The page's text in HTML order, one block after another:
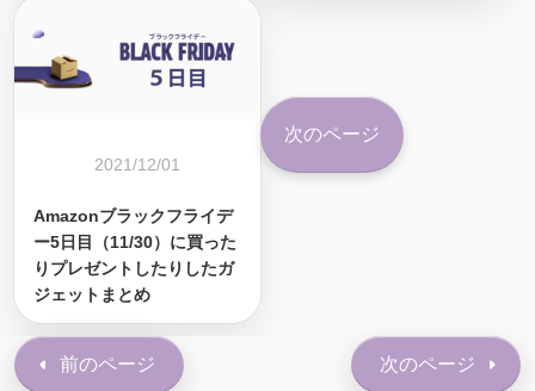
2021/12/01
Amazonブラックフライデ
ー5日目（11/30）に買った
りプレゼントしたりしたガ
ジェットまとめ
次のページ
前のページ 次のページ